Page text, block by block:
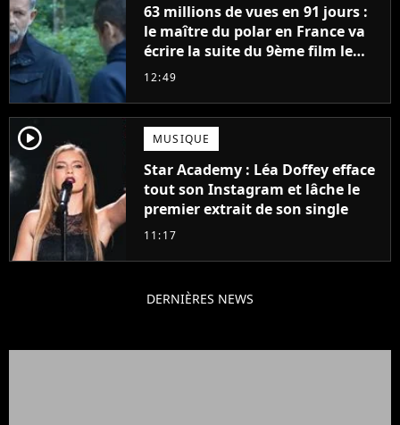
63 millions de vues en 91 jours :
le maître du polar en France va
écrire la suite du 9ème film le
plus regardé sur Netflix
12:49
player2 MUSIQUE
Star Academy : Léa Doffey efface
tout son Instagram et lâche le
premier extrait de son single
11:17
DERNIÈRES NEWS